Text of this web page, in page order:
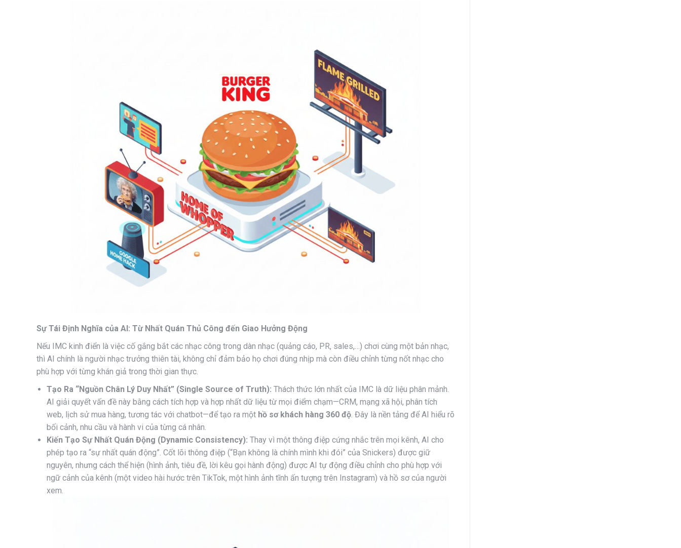
Sự Tái Định Nghĩa của AI: Từ Nhất Quán Thủ Công đến Giao Hưởng Động
Nếu IMC kinh điển là việc cố gắng bắt các nhạc công trong dàn nhạc (quảng cáo, PR, sales,…) chơi cùng một bản nhạc,
thì AI chính là người nhạc trưởng thiên tài, không chỉ đảm bảo họ chơi đúng nhịp mà còn điều chỉnh từng nốt nhạc cho
phù hợp với từng khán giả trong thời gian thực.
Tạo Ra “Nguồn Chân Lý Duy Nhất” (Single Source of Truth): Thách thức lớn nhất của IMC là dữ liệu phân mảnh.
AI giải quyết vấn đề này bằng cách tích hợp và hợp nhất dữ liệu từ mọi điểm chạm—CRM, mạng xã hội, phân tích
web, lịch sử mua hàng, tương tác với chatbot—để tạo ra một hồ sơ khách hàng 360 độ. Đây là nền tảng để AI hiểu rõ
bối cảnh, nhu cầu và hành vi của từng cá nhân.
Kiến Tạo Sự Nhất Quán Động (Dynamic Consistency): Thay vì một thông điệp cứng nhắc trên mọi kênh, AI cho
phép tạo ra “sự nhất quán động”. Cốt lõi thông điệp (“Bạn không là chính mình khi đói” của Snickers) được giữ
nguyên, nhưng cách thể hiện (hình ảnh, tiêu đề, lời kêu gọi hành động) được AI tự động điều chỉnh cho phù hợp với
ngữ cảnh của kênh (một video hài hước trên TikTok, một hình ảnh tĩnh ấn tượng trên Instagram) và hồ sơ của người
xem.